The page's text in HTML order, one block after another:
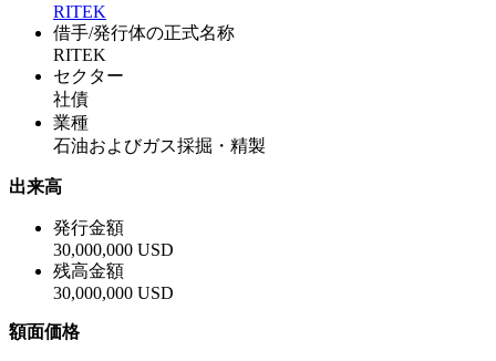
RITEK
借手/発行体の正式名称
RITEK
セクター
社債
業種
石油およびガス採掘・精製
出来高
発行金額
30,000,000 USD
残高金額
30,000,000 USD
額面価格